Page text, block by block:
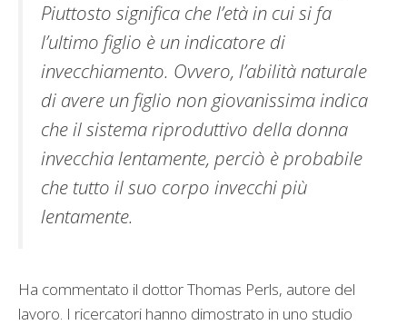
Piuttosto significa che l’età in cui si fa
l’ultimo figlio è un indicatore di
invecchiamento. Ovvero, l’abilità naturale
di avere un figlio non giovanissima indica
che il sistema riproduttivo della donna
invecchia lentamente, perciò è probabile
che tutto il suo corpo invecchi più
lentamente.
Ha commentato il dottor Thomas Perls, autore del
lavoro. I ricercatori hanno dimostrato in uno studio